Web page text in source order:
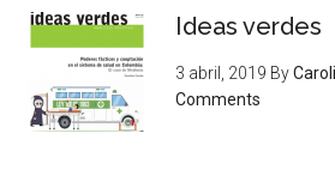
Ideas verdes
3 abril, 2019 By
Comments